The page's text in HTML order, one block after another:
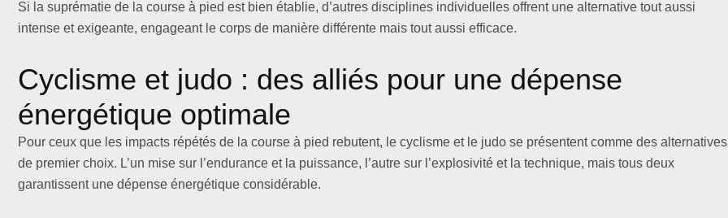
Si la suprématie de la course à pied est bien établie, d’autres disciplines individuelles offrent une alternative tout aussi
intense et exigeante, engageant le corps de manière différente mais tout aussi efficace.
Cyclisme et judo : des alliés pour une dépense
énergétique optimale
Pour ceux que les impacts répétés de la course à pied rebutent, le cyclisme et le judo se présentent comme des alternatives
de premier choix. L’un mise sur l’endurance et la puissance, l’autre sur l’explosivité et la technique, mais tous deux
garantissent une dépense énergétique considérable.